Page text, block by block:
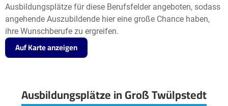
Ausbildungsplätze für diese Berufsfelder angeboten, sodass
angehende Auszubildende hier eine große Chance haben,
ihre Wunschberufe zu ergreifen.
Auf Karte anzeigen
Ausbildungsplätze in Groß Twülpstedt